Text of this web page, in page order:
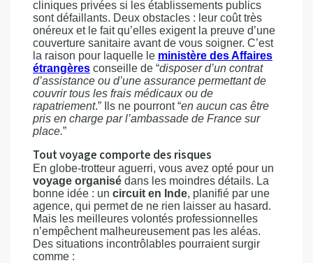
cliniques privées si les établissements publics
sont défaillants. Deux obstacles : leur coût très
onéreux et le fait qu’elles exigent la preuve d’une
couverture sanitaire avant de vous soigner. C’est
la raison pour laquelle le ministère des Affaires
étrangères conseille de “disposer d’un contrat
d’assistance ou d’une assurance permettant de
couvrir tous les frais médicaux ou de
rapatriement.” Ils ne pourront “en aucun cas être
pris en charge par l’ambassade de France sur
place.”
Tout voyage comporte des risques
En globe-trotteur aguerri, vous avez opté pour un
voyage organisé dans les moindres détails. La
bonne idée : un circuit en Inde, planifié par une
agence, qui permet de ne rien laisser au hasard.
Mais les meilleures volontés professionnelles
n’empêchent malheureusement pas les aléas.
Des situations incontrôlables pourraient surgir
comme :